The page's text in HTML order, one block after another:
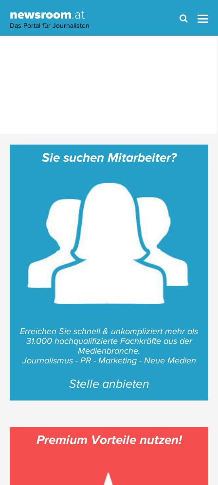
newsroom.at
Das Portal für Journalisten
Sie suchen Mitarbeiter?
Erreichen Sie schnell & unkompliziert mehr als
31.000 hochqualifizierte Fachkräfte aus der
Medienbranche.
Journalismus - PR - Marketing - Neue Medien
Stelle anbieten
Premium Vorteile nutzen!